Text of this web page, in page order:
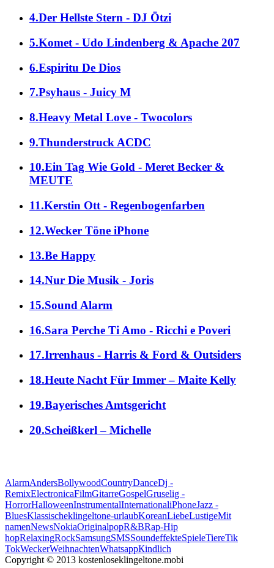
4.Der Hellste Stern - DJ Ötzi
5.Komet - Udo Lindenberg & Apache 207
6.Espiritu De Dios
7.Psyhaus - Juicy M
8.Heavy Metal Love - Twocolors
9.Thunderstruck ACDC
10.Ein Tag Wie Gold - Meret Becker &
MEUTE
11.Kerstin Ott - Regenbogenfarben
12.Wecker Töne iPhone
13.Be Happy
14.Nur Die Musik - Joris
15.Sound Alarm
16.Sara Perche Ti Amo - Ricchi e Poveri
17.Irrenhaus - Harris & Ford & Outsiders
18.Heute Nacht Für Immer – Maite Kelly
19.Bayerisches Amtsgericht
20.Scheißkerl – Michelle
AlarmAndersBollywoodCountryDanceDj -
RemixElectronicaFilmGitarreGospelGruselig -
HorrorHalloweenInstrumentalInternationaliPhoneJazz -
BluesKlassischeklingeltone-urlaubKoreanLiebeLustigeMit
namenNewsNokiaOriginalpopR&BRap-Hip
hopRelaxingRockSamsungSMSSoundeffekteSpieleTiereTik
TokWeckerWeihnachtenWhatsappКindlich
Copyright © 2013 kostenloseklingeltone.mobi